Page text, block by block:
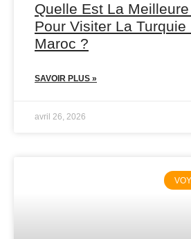
Quelle Est La
Pour Visiter La Turquie
Maroc ?
SAVOIR PLUS »
avril 26, 2026